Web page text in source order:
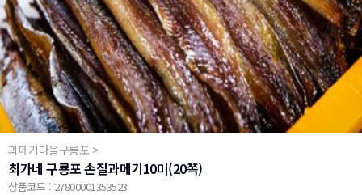
과메기마을구룡포 >
최가네 구룡포 손질과메기10미(20쪽)
상품코드 : 27800001353523